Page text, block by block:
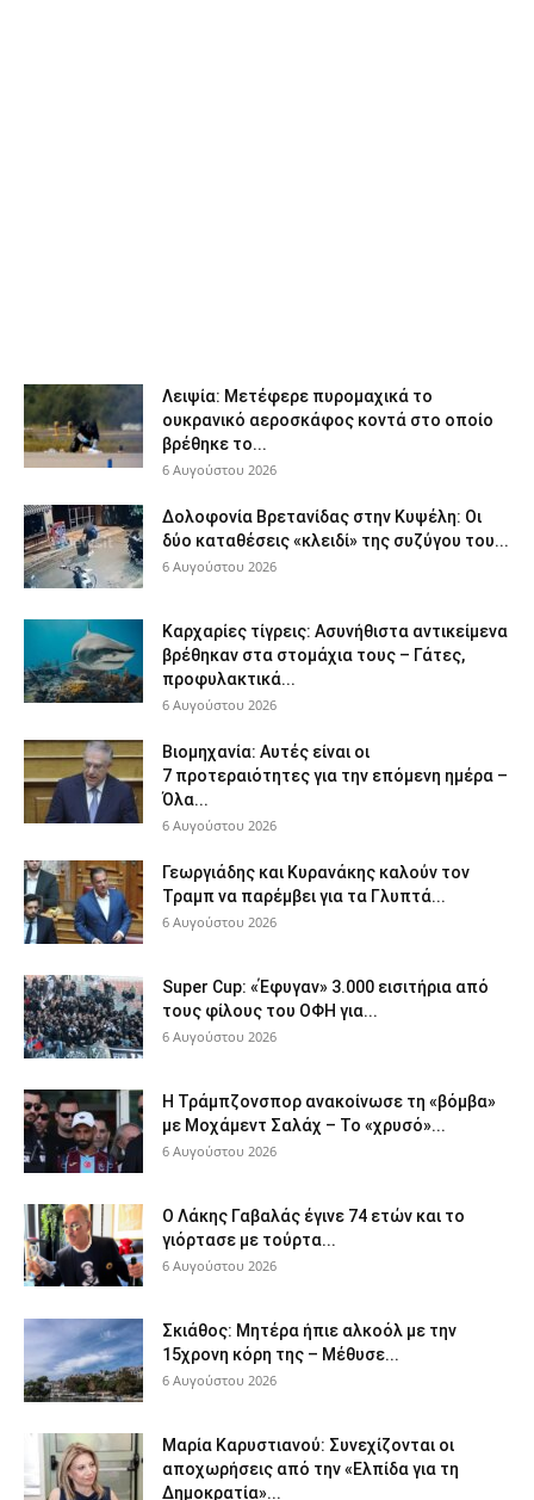
Λειψία: Μετέφερε πυρομαχικά το
ουκρανικό αεροσκάφος κοντά στο οποίο
βρέθηκε το...
6 Αυγούστου 2026
Δολοφονία Βρετανίδας στην Κυψέλη: Οι
δύο καταθέσεις «κλειδί» της συζύγου του...
6 Αυγούστου 2026
Καρχαρίες τίγρεις: Ασυνήθιστα αντικείμενα
βρέθηκαν στα στομάχια τους – Γάτες,
προφυλακτικά...
6 Αυγούστου 2026
Βιομηχανία: Αυτές είναι οι
7 προτεραιότητες για την επόμενη ημέρα –
Όλα...
6 Αυγούστου 2026
Γεωργιάδης και Κυρανάκης καλούν τον
Τραμπ να παρέμβει για τα Γλυπτά...
6 Αυγούστου 2026
Super Cup: «Έφυγαν» 3.000 εισιτήρια από
τους φίλους του ΟΦΗ για...
6 Αυγούστου 2026
Η Τράμπζονσπορ ανακοίνωσε τη «βόμβα»
με Μοχάμεντ Σαλάχ – Το «χρυσό»...
6 Αυγούστου 2026
Ο Λάκης Γαβαλάς έγινε 74 ετών και το
γιόρτασε με τούρτα...
6 Αυγούστου 2026
Σκιάθος: Μητέρα ήπιε αλκοόλ με την
15χρονη κόρη της – Μέθυσε...
6 Αυγούστου 2026
Μαρία Καρυστιανού: Συνεχίζονται οι
αποχωρήσεις από την «Ελπίδα για τη
Δημοκρατία»...